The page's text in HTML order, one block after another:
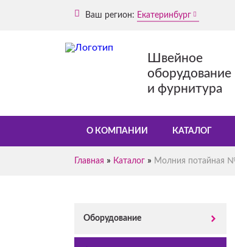
Ваш регион: Екатеринбург
Швейное
оборудование
и фурнитура
О КОМПАНИИ КАТАЛОГ
Главная » Каталог » Молния потайная
Оборудование